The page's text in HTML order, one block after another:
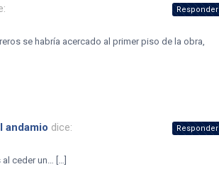
se habría acercado al primer piso de la obra,
Responder
andamio dice:
ceder un… […]
Responder